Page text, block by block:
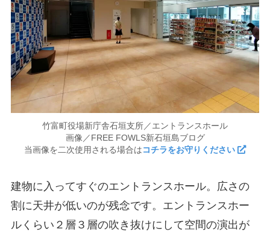
竹富町役場新庁舎石垣支所／エントランスホール
画像／FREE FOWLS新石垣島ブログ
当画像を二次使用される場合はコチラをお守りください
建物に入ってすぐのエントランスホール。広さの
割に天井が低いのが残念です。エントランスホー
ルくらい２層３層の吹き抜けにして空間の演出が